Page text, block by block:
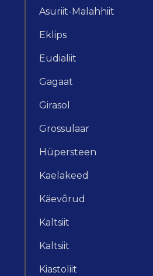
Asuriit-Malahhiit
Eklips
Eudialiit
Gagaat
Girasol
Grossulaar
Hüpersteen
Kaelakeed
Käevõrud
Kaltsiit
Kaltsiit
Kiastoliit